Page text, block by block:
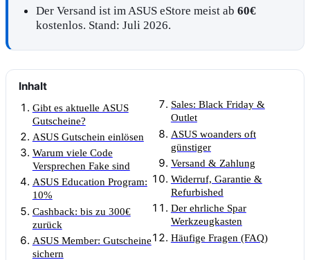
Der Versand ist im ASUS eStore meist ab 60€
kostenlos. Stand: Juli 2026.
Inhalt
Gibt es aktuelle ASUS
Gutscheine?
ASUS Gutschein einlösen
Warum viele Code
Versprechen Fake sind
ASUS Education Program:
10%
Cashback: bis zu 300€
zurück
ASUS Member: Gutscheine
sichern
Sales: Black Friday &
Outlet
ASUS woanders oft
günstiger
Versand & Zahlung
Widerruf, Garantie &
Refurbished
Der ehrliche Spar
Werkzeugkasten
Häufige Fragen (FAQ)